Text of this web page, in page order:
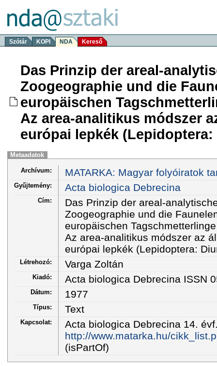
Szótár KOPI NDA Kereső
Das Prinzip der areal-
Zoogeographie und die
europäischen
Az area-analitikus módszer
európai lepkék
Metaadatok
Archívum: MATARKA: Magyar folyóiratok
Gyűjtemény: Acta biologica Debrecina
Cím:
Das Prinzip der areal-
Zoogeographie und die
europäischen
Az area-analitikus módszer az
európai lepkék (Lepidoptera:
Létrehozó: Varga Zoltán
Kiadó: Acta biologica Debrecina ISSN
Dátum: 1977
Típus: Text
Kapcsolat:
Acta biologica Debrecina 14.
http://www.matarka.hu/
(isPartOf)